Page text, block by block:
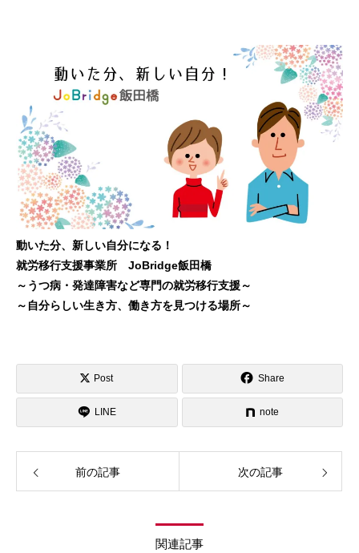
動いた分、新しい自分になる！
就労移行支援事業所 JoBridge飯田橋
～うつ病・発達障害など専門の就労移行支援～
～自分らしい生き方、働き方を見つける場所～
Post Share
LINE note
前の記事 次の記事
関連記事